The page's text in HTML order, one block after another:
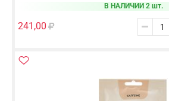
В НАЛИЧИИ 2 шт.
241,00